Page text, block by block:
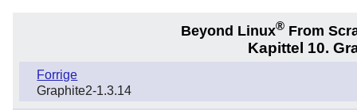
Beyond Linux®From
Kapittel 10.
Forrige
Graphite2-1.3.14